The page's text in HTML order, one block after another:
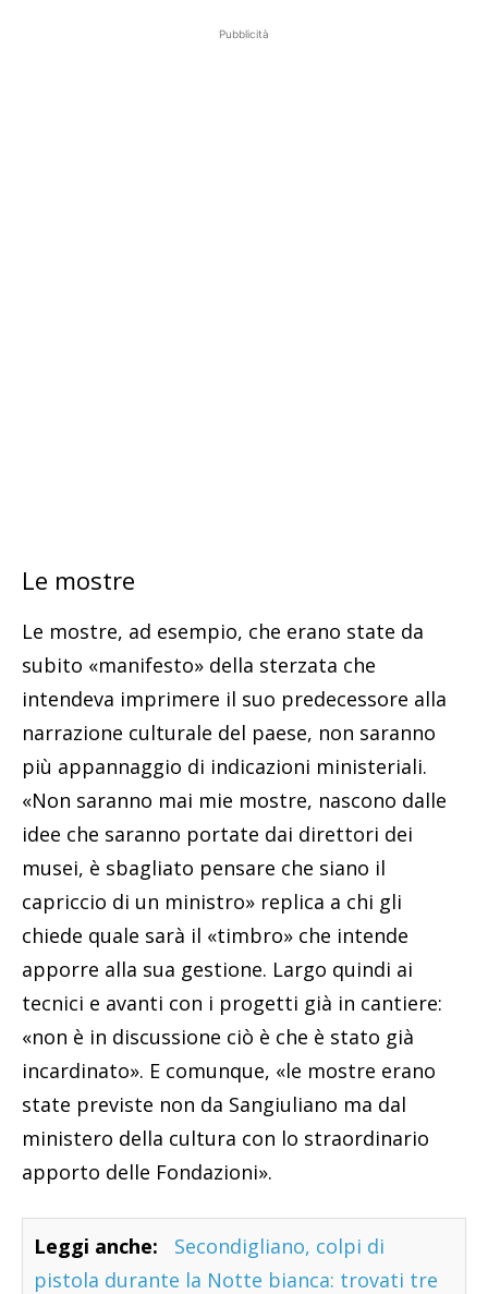
Pubblicità
Le mostre
Le mostre, ad esempio, che erano state da
subito «manifesto» della sterzata che
intendeva imprimere il suo predecessore alla
narrazione culturale del paese, non saranno
più appannaggio di indicazioni ministeriali.
«Non saranno mai mie mostre, nascono dalle
idee che saranno portate dai direttori dei
musei, è sbagliato pensare che siano il
capriccio di un ministro» replica a chi gli
chiede quale sarà il «timbro» che intende
apporre alla sua gestione. Largo quindi ai
tecnici e avanti con i progetti già in cantiere:
«non è in discussione ciò è che è stato già
incardinato». E comunque, «le mostre erano
state previste non da Sangiuliano ma dal
ministero della cultura con lo straordinario
apporto delle Fondazioni».
Leggi anche:
Secondigliano, colpi di
pistola durante la Notte bianca: trovati tre